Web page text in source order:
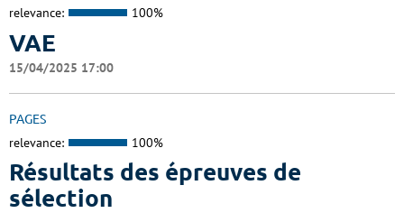
relevance: 100%
VAE
15/04/2025 17:00
PAGES
relevance: 100%
Résultats des épreuves de
sélection